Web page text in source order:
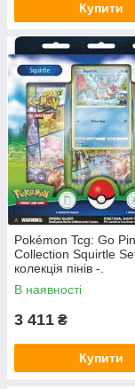
Купити
Pokémon Tcg: Go Pin
Collection Squirtle
колекція пінів -.
В наявності
3 411 ₴
Купити